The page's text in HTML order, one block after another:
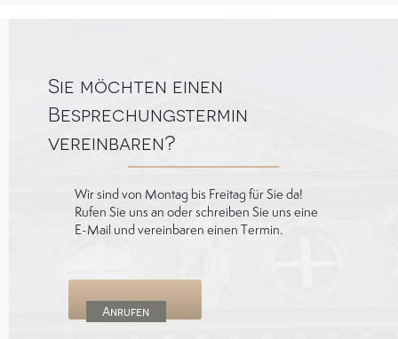
Sie möchten einen
Besprechungstermin
vereinbaren?
Wir sind von Montag bis Freitag für Sie da!
Rufen Sie uns an oder schreiben Sie uns eine
E-Mail und vereinbaren einen Termin.
Anrufen